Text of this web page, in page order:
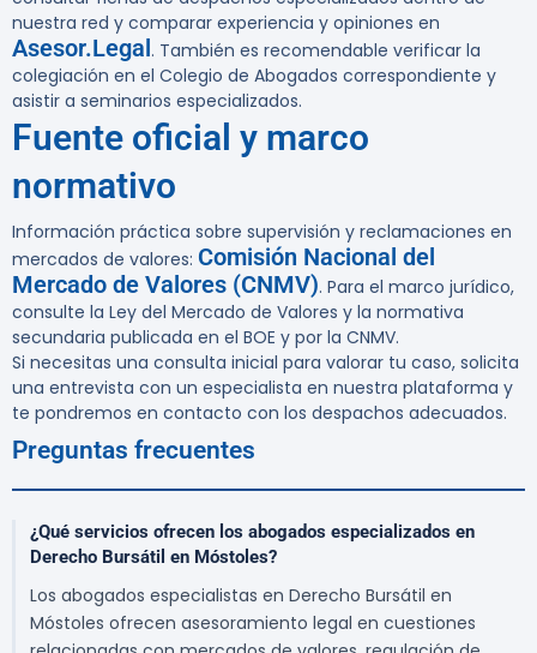
nuestra red y comparar experiencia y opiniones en
Asesor.Legal. También es recomendable verificar la
colegiación en el Colegio de Abogados correspondiente y
asistir a seminarios especializados.
Fuente oficial y marco
normativo
Información práctica sobre supervisión y reclamaciones en
mercados de valores: Comisión Nacional del
Mercado de Valores (CNMV). Para el marco jurídico,
consulte la Ley del Mercado de Valores y la normativa
secundaria publicada en el BOE y por la CNMV.
Si necesitas una consulta inicial para valorar tu caso, solicita
una entrevista con un especialista en nuestra plataforma y
te pondremos en contacto con los despachos adecuados.
Preguntas frecuentes
¿Qué servicios ofrecen los abogados especializados en
Derecho Bursátil en Móstoles?
Los abogados especialistas en Derecho Bursátil en
Móstoles ofrecen asesoramiento legal en cuestiones